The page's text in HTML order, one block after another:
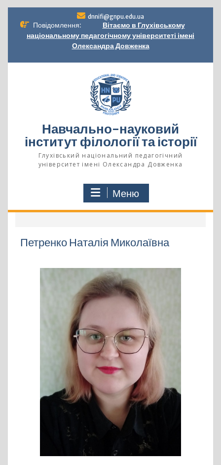
до
вмісту
dnnifi@gnpu.edu.ua
Повідомлення:
Вітаємо в Глухівському
національному педагогічному університеті імені
Олександра Довженка
Навчально-науковий
інститут філології та історії
Глухівський національний педагогічний
університет імені Олександра Довженка
Меню
Петренко Наталія Миколаївна